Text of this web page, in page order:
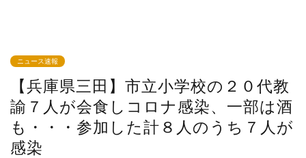
ニュース速報
【兵庫県三田】市立小学校の２０代教
諭７人が会食しコロナ感染、一部は酒
も・・・参加した計８人のうち７人が
感染